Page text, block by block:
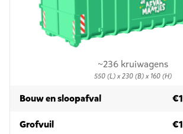
~236 kruiwagens
550 (L) x 230 (B) x 160 (H)
Bouw en sloopafvalin 20m³
Grofvuilin 20m³